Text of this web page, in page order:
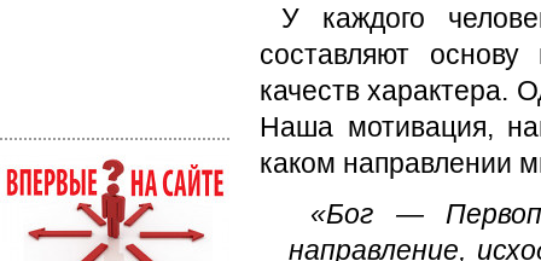
У каждого
составляют
качеств характера.
Наша мотивация,
каком направлении
«Бог —
направление,